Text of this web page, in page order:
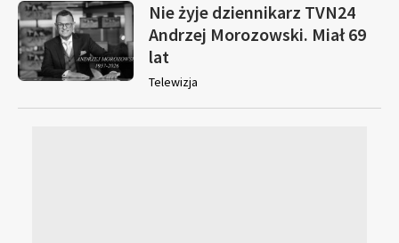
Nie żyje dziennikarz TVN24
Andrzej Morozowski. Miał 69
lat
Telewizja